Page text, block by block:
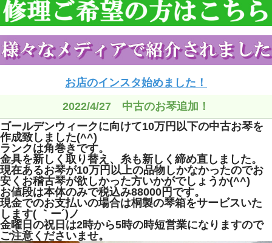
お店のインスタ始めました！
2022/4/27 中古のお琴追加！
ゴールデンウィークに向けて10万円以下の中古お琴を
作成致しました(^^)
ランクは角巻きです。
金具を新しく取り替え、糸も新しく締め直しました。
現在あるお琴が10万円以上の品物しかなかったのでお
安くお稽古琴が欲しかった方いかがでしょうか(^^)
お値段は本体のみで税込み88000円です。
現金でのお支払いの場合は桐製の琴箱をサービスいた
します( ｀ー´)ノ
金曜日の祝日は2時から5時の時短営業になりますので
ご注意くださいませ。